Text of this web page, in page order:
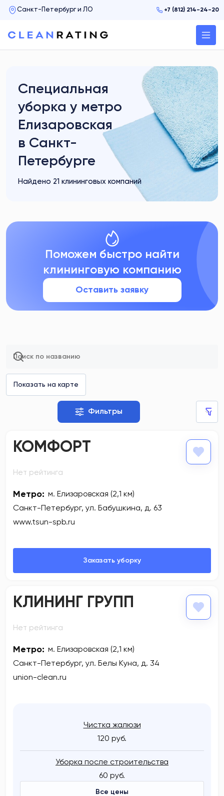
+7 (812) 214-24-20
Специальная
уборка у метро
Елизаровская
в Санкт-
Петербурге
Найдено 21 клининговых компаний
Поможем быстро найти
клининговую компанию
Оставить заявку
Фильтры
КОМФОРТ
Нет рейтинга
Метро: м. Елизаровская (2,1 км)
Санкт-Петербург, ул. Бабушкина, д. 63
www.tsun-spb.ru
КЛИНИНГ ГРУПП
Нет рейтинга
Метро: м. Елизаровская (2,1 км)
Санкт-Петербург, ул. Белы Куна, д. 34
union-clean.ru
Чистка жалюзи
120 руб.
Уборка после строительства
60 руб.
Все цены